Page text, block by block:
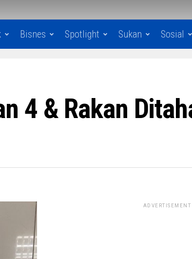
Bisnes Spotlight Sukan Sosial
4 & Rakan
ADVERTISEMENT